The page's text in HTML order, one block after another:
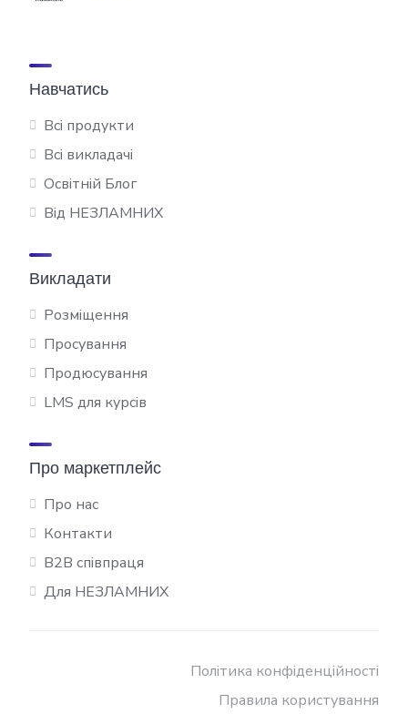
Навчатись
Всі продукти
Всі викладачі
Освітній Блог
Від НЕЗЛАМНИХ
Викладати
Розміщення
Просування
Продюсування
LMS для курсів
Про маркетплейс
Про нас
Контакти
B2B співпраця
Для НЕЗЛАМНИХ
Політика конфіденційності
Правила користування